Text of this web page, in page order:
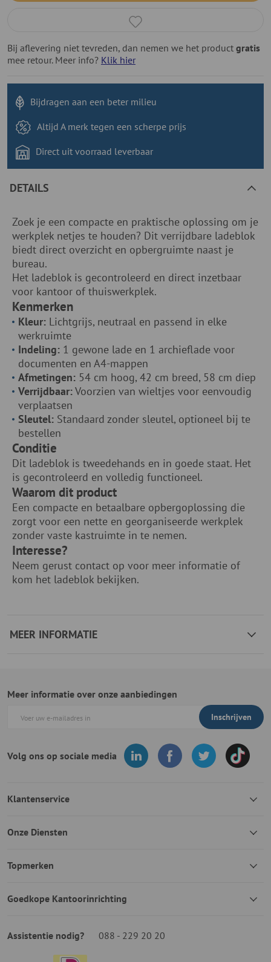
Bij aflevering niet tevreden, dan nemen we het product gratis
mee retour. Meer info? Klik hier
Bijdragen aan een beter milieu
Altijd A merk tegen een scherpe prijs
Direct uit voorraad leverbaar
DETAILS
Zoek je een compacte en praktische oplossing om je
werkplek netjes te houden? Dit verrijdbare ladeblok
biedt direct overzicht en opbergruimte naast je
bureau.
Het ladeblok is gecontroleerd en direct inzetbaar
voor kantoor of thuiswerkplek.
Kenmerken
Kleur: Lichtgrijs, neutraal en passend in elke
werkruimte
Indeling: 1 gewone lade en 1 archieflade voor
documenten en A4-mappen
Afmetingen: 54 cm hoog, 42 cm breed, 58 cm diep
Verrijdbaar:Voorzien van wieltjes voor eenvoudig
verplaatsen
Sleutel: Standaard zonder sleutel, optioneel bij te
bestellen
Conditie
Dit ladeblok is tweedehands en in goede staat. Het
is gecontroleerd en volledig functioneel.
Waarom dit product
Een compacte en betaalbare opbergoplossing die
zorgt voor een nette en georganiseerde werkplek
zonder vaste kastruimte in te nemen.
Interesse?
Neem gerust contact op voor meer informatie of
kom het ladeblok bekijken.
MEER INFORMATIE
Meer informatie over onze aanbiedingen
Inschrijven
Volg ons op sociale media
Klantenservice
Onze Diensten
Topmerken
Goedkope Kantoorinrichting
Assistentie nodig? 088 - 229 20 20